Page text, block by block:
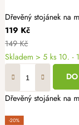
Dřevěný stojánek na
119 Kč
149 Kč
Skladem > 5 ks 10. -
Dřevěný stojánek na
-20%